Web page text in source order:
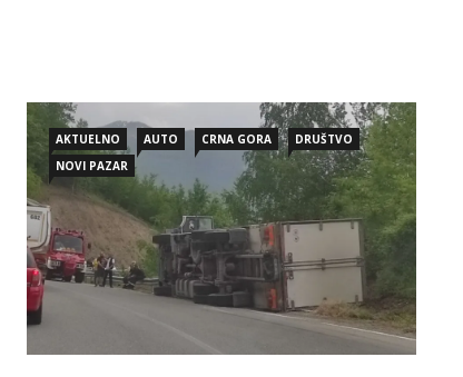
AKTUELNO AUTO CRNA GORA
DRUŠTVO
NOVI PAZAR